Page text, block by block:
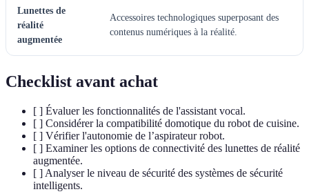
Lunettes de
réalité
augmentée
Accessoires technologiques superposant des
contenus numériques à la réalité.
Checklist avant achat
[ ] Évaluer les fonctionnalités de l'assistant vocal.
[ ] Considérer la compatibilité domotique du robot de cuisine.
[ ] Vérifier l'autonomie de l’aspirateur robot.
[ ] Examiner les options de connectivité des lunettes de réalité
augmentée.
[ ] Analyser le niveau de sécurité des systèmes de sécurité
intelligents.